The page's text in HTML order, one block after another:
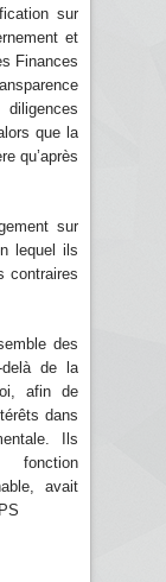
sur
et
Finances
que la
qu’après
sur
lequel ils
contraires
des
de la
afin de
dans
Ils
avait